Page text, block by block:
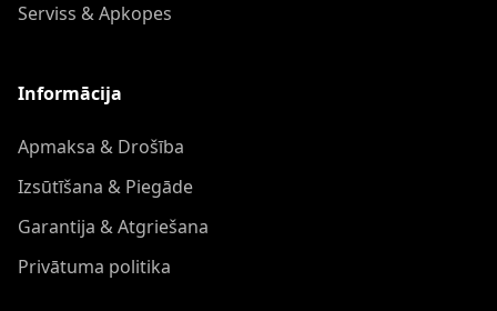
Serviss & Apkopes
Informācija
Apmaksa & Drošība
Izsūtīšana & Piegāde
Garantija & Atgriešana
Privātuma politika